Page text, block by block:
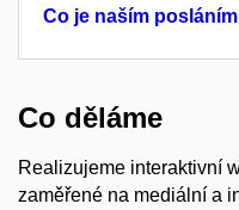
Co je naším
Co děláme
Realizujeme interaktivní
zaměřené na mediální a